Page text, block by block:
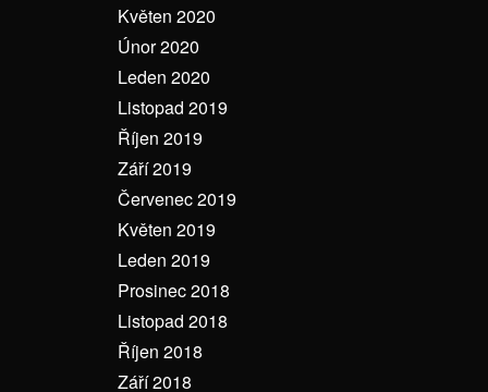
Květen 2020
Únor 2020
Leden 2020
Listopad 2019
Říjen 2019
Září 2019
Červenec 2019
Květen 2019
Leden 2019
Prosinec 2018
Listopad 2018
Říjen 2018
Září 2018